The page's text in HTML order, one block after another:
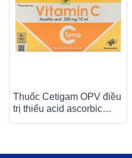
Thuốc Cetigam OPV điều
trị thiếu acid ascorbic